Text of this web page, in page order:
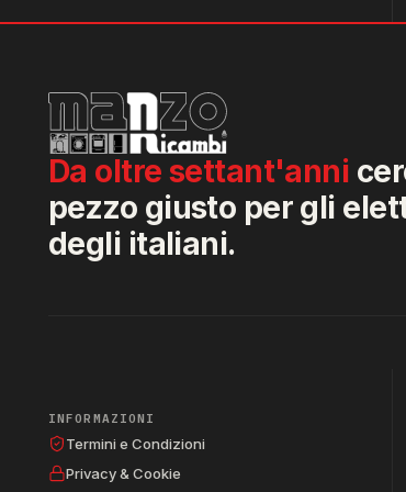
Da oltre settant'anni
pezzo giusto per gli
degli italiani.
INFORMAZIONI
Termini e Condizioni
Privacy & Cookie